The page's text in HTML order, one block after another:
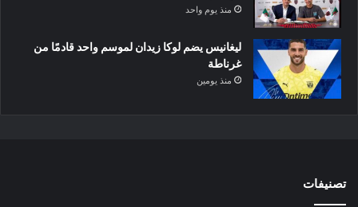
منذ يوم واحد
ليغانيس يضم لوكا زيدان لموسم واحد قادمًا من
غرناطة
منذ يومين
تصنيفات